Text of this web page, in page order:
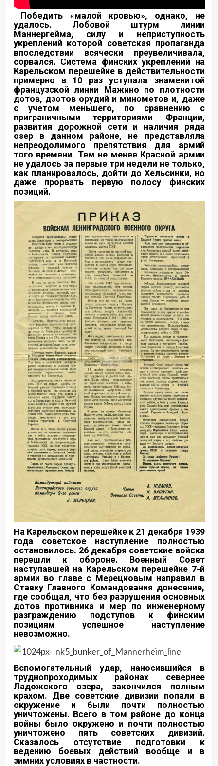
Победить «малой кровью», однако, не
удалось. Лобовой штурм линии
Маннергейма, силу и неприступность
укреплений которой советская пропаганда
впоследствии всячески преувеличивала,
сорвался. Система финских укреплений на
Карельском перешейке в действительности
примерно в 10 раз уступала знаменитой
французской линии Мажино по плотности
дотов, дзотов орудий и минометов и, даже
с учетом меньшего, по сравнению с
приграничными территориями Франции,
развития дорожной сети и наличия ряда
озер в данном районе, не представляла
непреодолимого препятствия для армий
того времени. Тем не менее Красной армии
не удалось за первые три недели не только,
как планировалось, дойти до Хельсинки, но
даже прорвать первую полосу финских
позиций.
На Карельском перешейке к 21 декабря 1939
года советское наступление полностью
остановилось. 26 декабря советские войска
перешли к обороне. Военный Совет
наступавшей на Карельском перешейке 7-й
армии во главе с Мерецковым направил в
Ставку Главного Командования донесение,
где сообщал, что без разрушения основных
дотов противника и мер по инженерному
разграждению подступов к финским
позициям успешное наступление
невозможно.
Вспомогательный удар, наносившийся в
труднопроходимых районах севернее
Ладожского озера, закончился полным
крахом. Две советские дивизии попали в
окружение и были почти полностью
уничтожены. Всего в том районе до конца
войны было окружено и почти полностью
уничтожено пять советских дивизий.
Сказалось отсутствие подготовки к
ведению боевых действий вообще и в
зимних условиях в частности.